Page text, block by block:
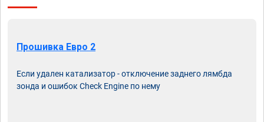
Прошивка Евро 2
Если удален катализатор - отключение заднего лямбда
зонда и ошибок Check Engine по нему